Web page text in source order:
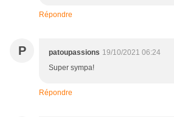
Répondre
P patoupassions 19/10/2021 06:24
Super sympa!
Répondre